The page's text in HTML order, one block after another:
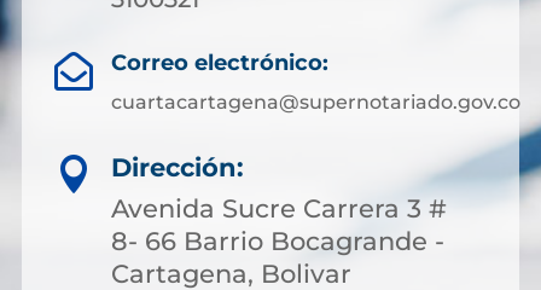
 Correo electrónico:
cuartacartagena@supernotariado.gov.co

Dirección:
Avenida Sucre Carrera 3 #
8- 66 Barrio Bocagrande -
Cartagena, Bolivar